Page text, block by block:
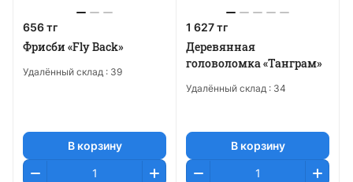
656 тг
Фрисби «Fly Back»
Удалённый склад : 39
В корзину
1 627 тг
Деревянная
головоломка «Танграм»
Удалённый склад : 34
В корзину